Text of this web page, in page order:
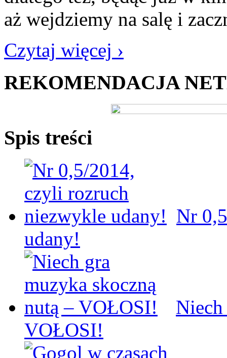
aż wejdziemy na salę i
Czytaj więcej ›
REKOMENDACJA
Spis treści
Nr
udany!
VOŁOSI!